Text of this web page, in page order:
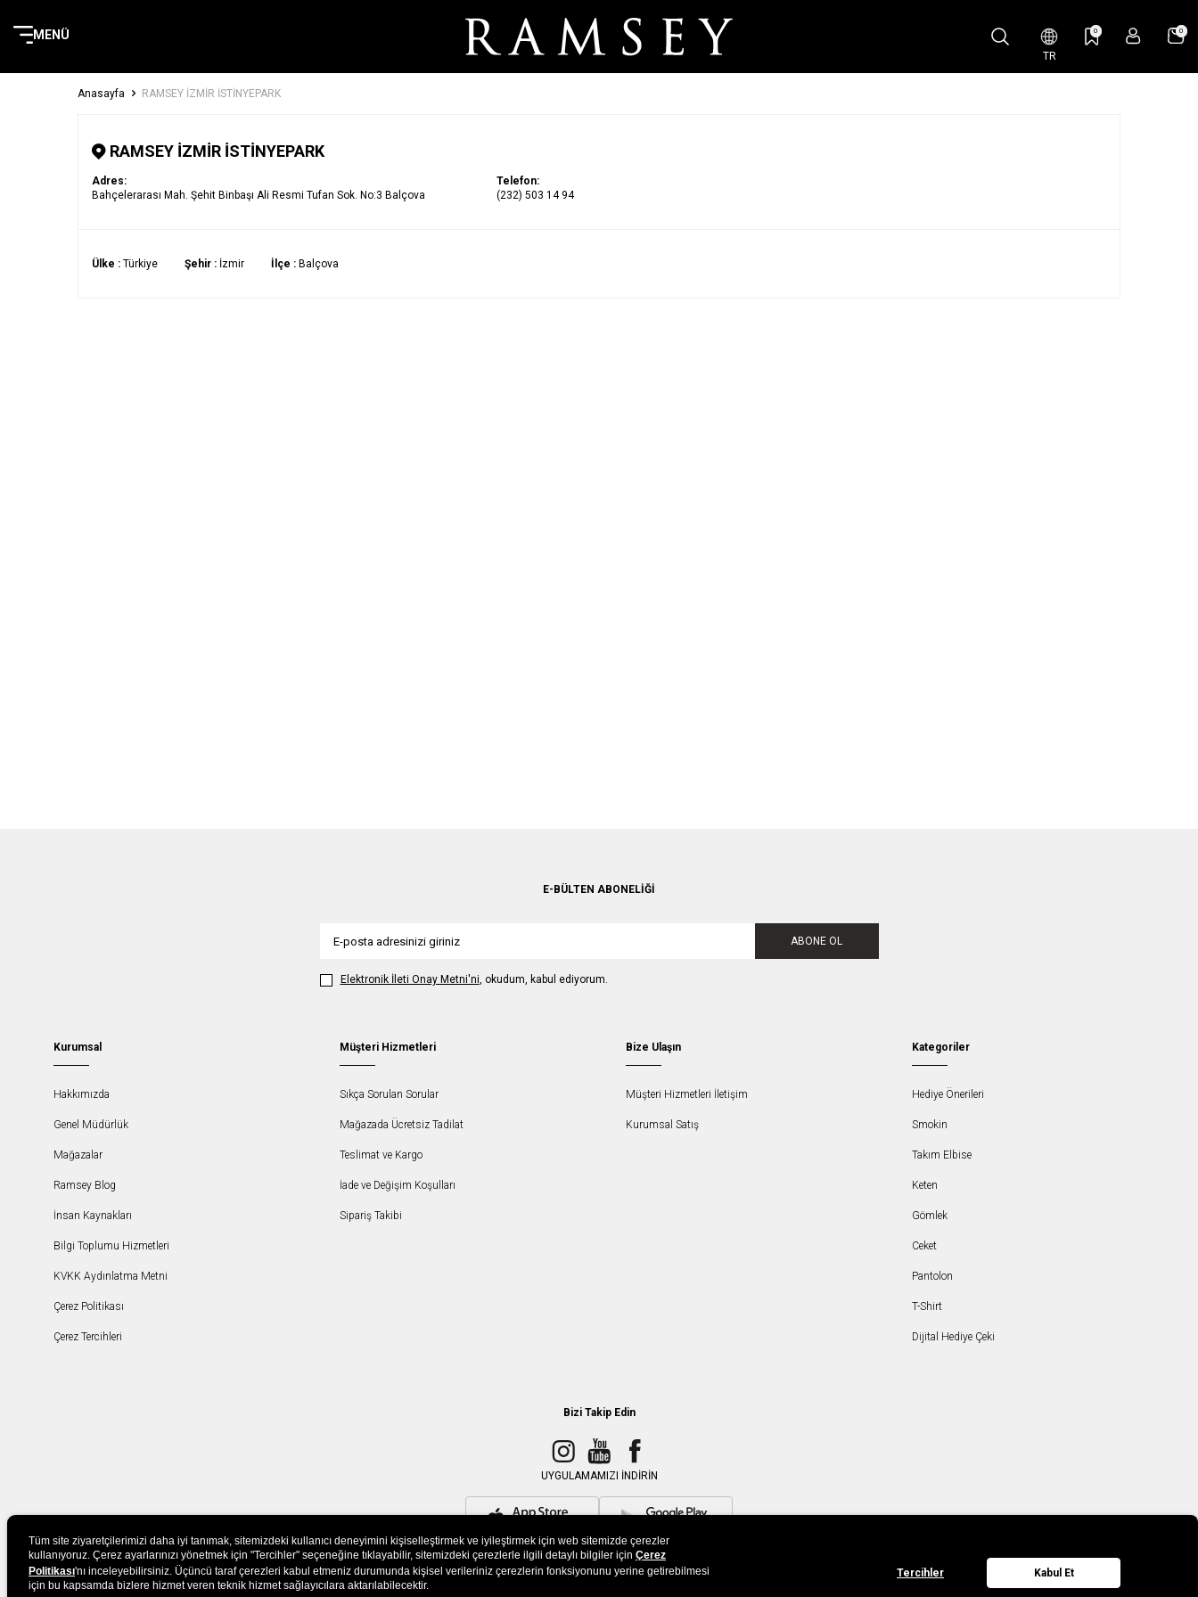
MENÜ
TR
0 0
Anasayfa RAMSEY İZMİR İSTİNYEPARK
RAMSEY İZMİR İSTİNYEPARK
Adres:
Bahçelerarası Mah. Şehit Binbaşı Ali Resmi Tufan Sok. No:3 Balçova
Telefon:
(232) 503 14 94
Ülke : Türkiye Şehir : İzmir İlçe : Balçova
E-BÜLTEN ABONELIĞI
ABONE OL
Elektronik İleti Onay Metni'ni, okudum, kabul ediyorum.
Kurumsal
Hakkımızda
Genel Müdürlük
Mağazalar
Ramsey Blog
İnsan Kaynakları
Bilgi Toplumu Hizmetleri
KVKK Aydınlatma Metni
Çerez Politikası
Çerez Tercihleri
Müşteri Hizmetleri
Sıkça Sorulan Sorular
Mağazada Ücretsiz Tadilat
Teslimat ve Kargo
İade ve Değişim Koşulları
Sipariş Takibi
Bize Ulaşın
Müşteri Hizmetleri İletişim
Kurumsal Satış
Kategoriler
Hediye Önerileri
Smokin
Takım Elbise
Keten
Gömlek
Ceket
Pantolon
T-Shirt
Dijital Hediye Çeki
Bizi Takip Edin
UYGULAMAMIZI İNDİRİN
Tüm site ziyaretçilerimizi daha iyi tanımak, sitemizdeki kullanıcı deneyimini kişiselleştirmek ve iyileştirmek için web sitemizde çerezler
kullanıyoruz. Çerez ayarlarınızı yönetmek için "Tercihler" seçeneğine tıklayabilir, sitemizdeki çerezlerle ilgili detaylı bilgiler için Çerez
Politikası'nı inceleyebilirsiniz. Üçüncü taraf çerezleri kabul etmeniz durumunda kişisel verileriniz çerezlerin fonksiyonunu yerine getirebilmesi
için bu kapsamda bizlere hizmet veren teknik hizmet sağlayıcılara aktarılabilecektir.
Tercihler Kabul Et